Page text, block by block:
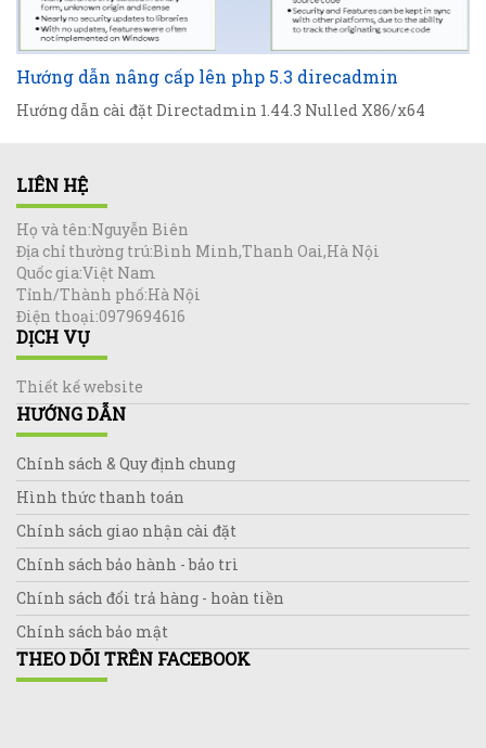
Hướng dẫn nâng cấp lên php 5.3 direcadmin
Hướng dẫn cài đặt Directadmin 1.44.3 Nulled X86/x64
LIÊN HỆ
Họ và tên:Nguyễn Biên
Địa chỉ thường trú:Bình Minh,Thanh Oai,Hà Nội
Quốc gia:Việt Nam
Tỉnh/Thành phố:Hà Nội
Điện thoại:0979694616
DỊCH VỤ
Thiết kế website
HƯỚNG DẪN
Chính sách & Quy định chung
Hình thức thanh toán
Chính sách giao nhận cài đặt
Chính sách bảo hành - bảo trì
Chính sách đổi trả hàng - hoàn tiền
Chính sách bảo mật
THEO DÕI TRÊN FACEBOOK